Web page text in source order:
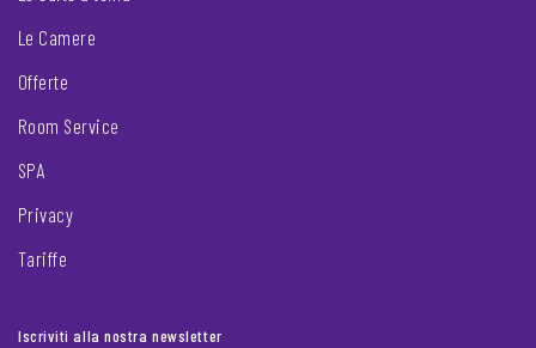
Le Camere
Offerte
Room Service
SPA
Privacy
Tariffe
Iscriviti alla nostra newsletter